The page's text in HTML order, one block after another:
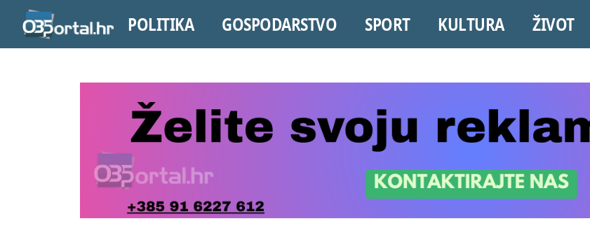
POLITIKA GOSPODARSTVO SPORT KULTURA ŽIVOT